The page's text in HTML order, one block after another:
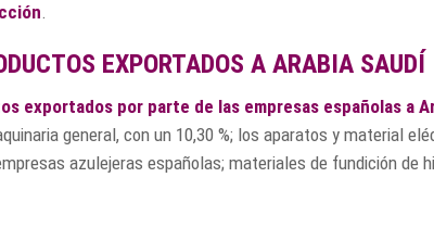
.
EXPORTADOS A ARABIA SAUDÍ
exportados por parte de las empresas españolas a
general, con un 10,30 %; los aparatos y material
azulejeras españolas; materiales de fundición de